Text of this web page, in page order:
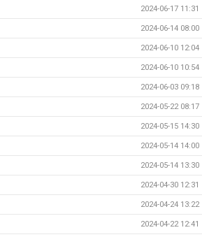
2024-06-17 11:31
2024-06-14 08:00
2024-06-10 12:04
2024-06-10 10:54
2024-06-03 09:18
2024-05-22 08:17
2024-05-15 14:30
2024-05-14 14:00
2024-05-14 13:30
2024-04-30 12:31
2024-04-24 13:22
2024-04-22 12:41